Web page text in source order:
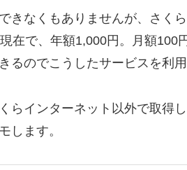
きなくもありませんが、さく
在で、年額1,000円。月額100
るのでこうしたサービスを利用
らインターネット以外で取得
します。